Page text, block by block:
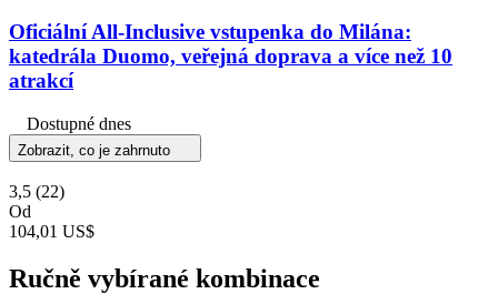
Oficiální All-Inclusive vstupenka do Milána:
katedrála Duomo, veřejná doprava a více než 10
atrakcí
Dostupné dnes
Zobrazit, co je zahrnuto
3,5 (22)
Od
104,01 US$
Ručně vybírané kombinace